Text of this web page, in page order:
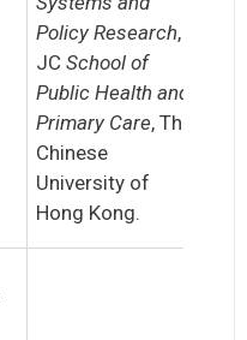
Policy Research,
JCSchool of
Public Health and
Primary Care, The
Chinese
University of
Hong Kong.